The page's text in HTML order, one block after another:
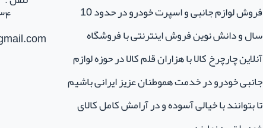
فروش لوازم جانبی و اسپرت خودرو در حدود 10
سال و دانش نوین فروش اینترنتی با فروشگاه
آنلاین چارچرخ کالا با هزاران قلم کالا در حوزه لوازم
جانبی خودرو در خدمت هموطنان عزیز ایرانی باشیم
تا بتوانند با خیالی آسوده و در آرامش کامل کالای